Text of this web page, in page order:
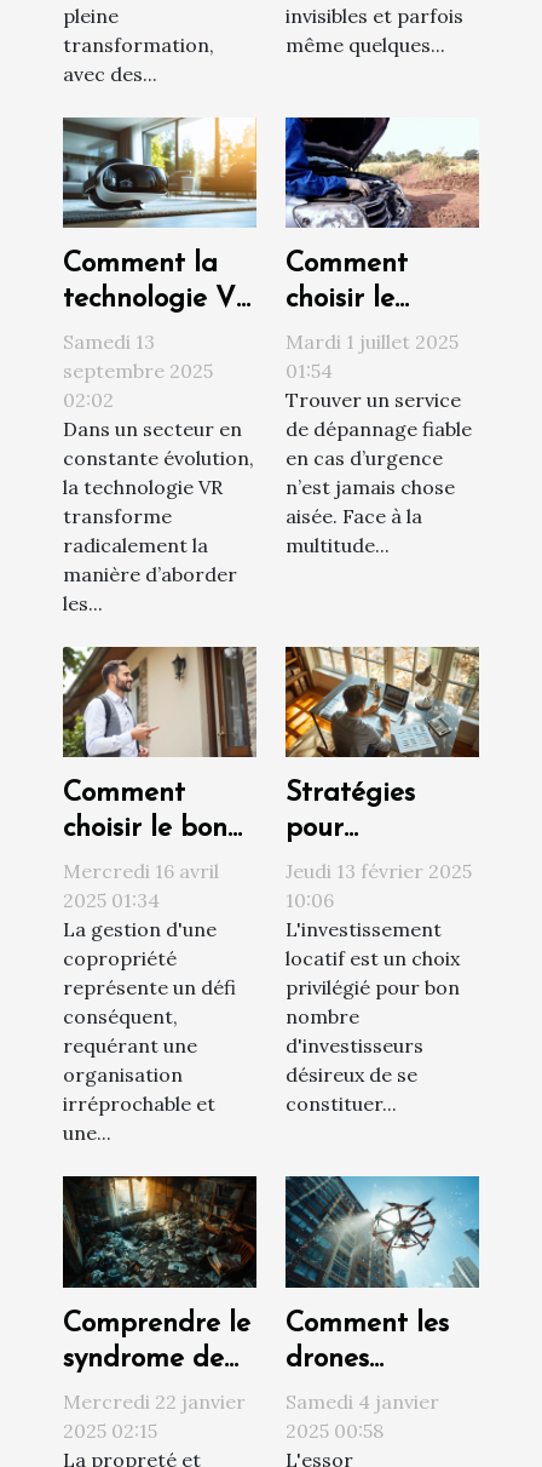
pleine
transformation,
avec des...
invisibles et parfois
même quelques...
Comment la
technologie VR
révolutionne
les visites
immobilières ?
Samedi 13
septembre 2025
02:02
Dans un secteur en
constante évolution,
la technologie VR
transforme
radicalement la
manière d’aborder
les...
Comment
choisir le
meilleur service
de dépannage
en urgence ?
Mardi 1 juillet 2025
01:54
Trouver un service
de dépannage fiable
en cas d’urgence
n’est jamais chose
aisée. Face à la
multitude...
Comment
choisir le bon
syndic de
copropriété
pour une
gestion
efficace
Mercredi 16 avril
2025 01:34
La gestion d'une
copropriété
représente un défi
conséquent,
requérant une
organisation
irréprochable et
une...
Stratégies
pour
augmenter la
rentabilité de
votre
investissement
locatif
Jeudi 13 février 2025
10:06
L'investissement
locatif est un choix
privilégié pour bon
nombre
d'investisseurs
désireux de se
constituer...
Comprendre le
syndrome de
Diogène et ses
impacts sur
Mercredi 22 janvier
2025 02:15
La propreté et
Comment les
drones
révolutionnent
le nettoyage
Samedi 4 janvier
2025 00:58
L'essor